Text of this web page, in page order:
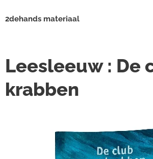
2dehands materiaal
Leesleeuw : De
krabben